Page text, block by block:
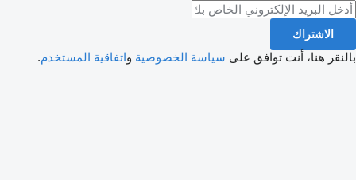
الاشتراك
بالنقر هنا، أنت توافق على سياسة الخصوصية واتفاقية المستخدم.